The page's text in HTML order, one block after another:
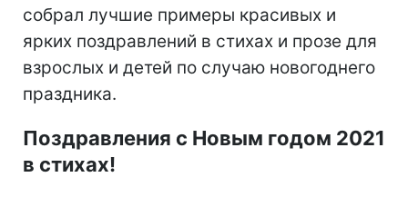
собрал лучшие примеры красивых и
ярких поздравлений в стихах и прозе для
взрослых и детей по случаю новогоднего
праздника.
Поздравления с Новым годом 2021
в стихах!